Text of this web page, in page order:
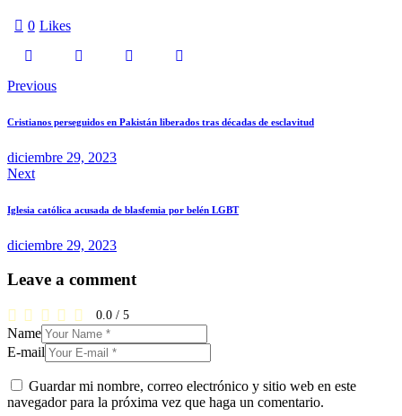
0 Likes
Navegación
de
Previous
Cristianos perseguidos en Pakistán liberados tras décadas de esclavitud
diciembre 29, 2023
Next
Iglesia católica acusada de blasfemia por belén LGBT
diciembre 29, 2023
Leave a comment
0.0 / 5
Name
E-mail
Guardar mi nombre, correo electrónico y sitio web en este
navegador para la próxima vez que haga un comentario.